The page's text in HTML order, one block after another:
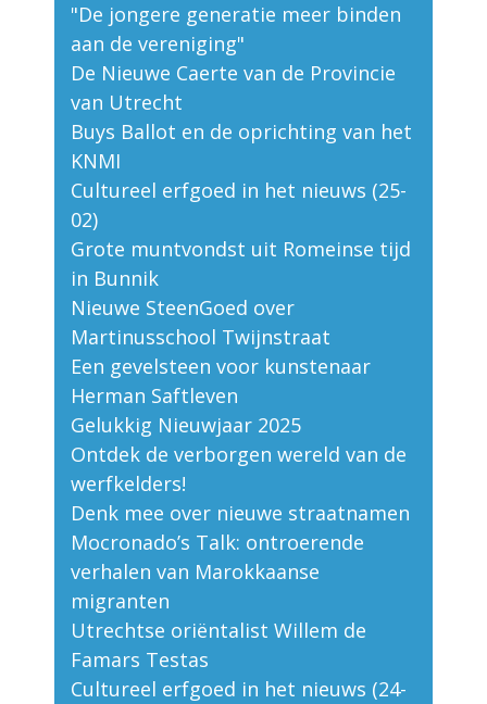
"De jongere generatie meer binden
aan de vereniging"
De Nieuwe Caerte van de Provincie
van Utrecht
Buys Ballot en de oprichting van het
KNMI
Cultureel erfgoed in het nieuws (25-
02)
Grote muntvondst uit Romeinse tijd
in Bunnik
Nieuwe SteenGoed over
Martinusschool Twijnstraat
Een gevelsteen voor kunstenaar
Herman Saftleven
Gelukkig Nieuwjaar 2025
Ontdek de verborgen wereld van de
werfkelders!
Denk mee over nieuwe straatnamen
Mocronado’s Talk: ontroerende
verhalen van Marokkaanse
migranten
Utrechtse oriëntalist Willem de
Famars Testas
Cultureel erfgoed in het nieuws (24-